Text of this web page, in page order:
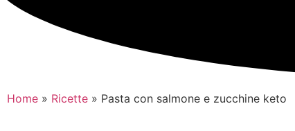
Home » Ricette » Pasta con salmone e zucchine keto